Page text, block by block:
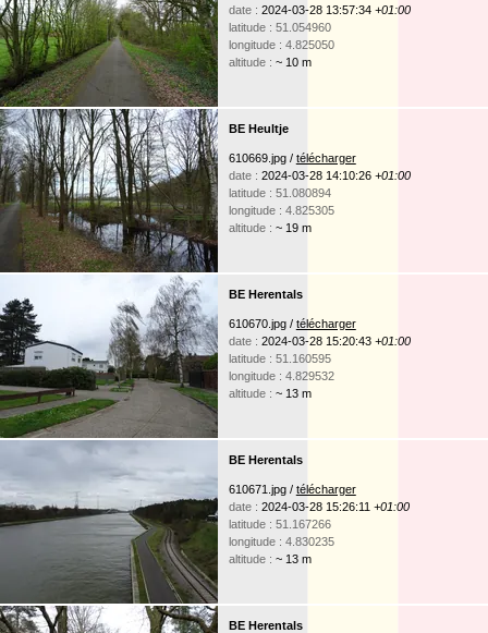
date : 2024-03-28 13:57:34 +01:00
latitude : 51.054960
longitude : 4.825050
altitude : ~ 10 m
BE Heultje
610669.jpg / télécharger
date : 2024-03-28 14:10:26 +01:00
latitude : 51.080894
longitude : 4.825305
altitude : ~ 19 m
BE Herentals
610670.jpg / télécharger
date : 2024-03-28 15:20:43 +01:00
latitude : 51.160595
longitude : 4.829532
altitude : ~ 13 m
BE Herentals
610671.jpg / télécharger
date : 2024-03-28 15:26:11 +01:00
latitude : 51.167266
longitude : 4.830235
altitude : ~ 13 m
BE Herentals